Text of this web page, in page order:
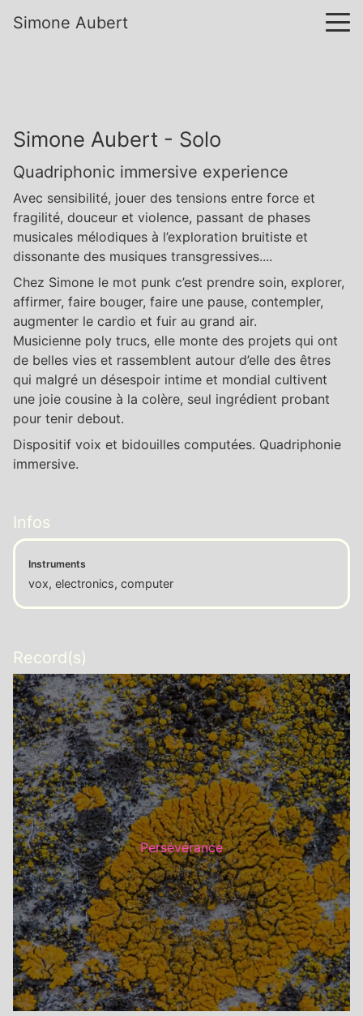
Simone Aubert
Simone Aubert - Solo
Quadriphonic immersive experience
Avec sensibilité, jouer des tensions entre force et
fragilité, douceur et violence, passant de phases
musicales mélodiques à l’exploration bruitiste et
dissonante des musiques transgressives....
Chez Simone le mot punk c’est prendre soin, explorer,
affirmer, faire bouger, faire une pause, contempler,
augmenter le cardio et fuir au grand air.
Musicienne poly trucs, elle monte des projets qui ont
de belles vies et rassemblent autour d’elle des êtres
qui malgré un désespoir intime et mondial cultivent
une joie cousine à la colère, seul ingrédient probant
pour tenir debout.
Dispositif voix et bidouilles computées. Quadriphonie
immersive.
Infos
Instruments
vox, electronics, computer
Record(s)
Persévérance